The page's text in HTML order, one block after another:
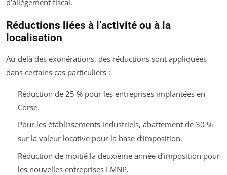
Réductions liées à l’activité ou à la
localisation
Au-delà des exonérations, des réductions sont appliquées
dans certains cas particuliers :
Réduction de 25 % pour les entreprises implantées en
Corse.
Pour les établissements industriels, abattement de 30 %
sur la valeur locative pour la base d’imposition.
Réduction de moitié la deuxième année d’imposition pour
les nouvelles entreprises LMNP.